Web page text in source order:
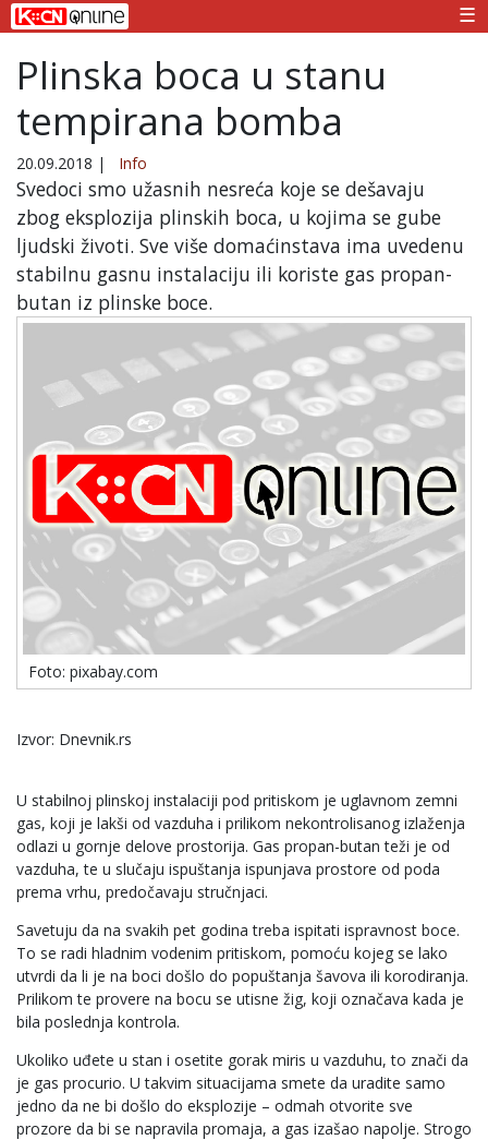
☰
Plinska boca u stanu
tempirana bomba
20.09.2018 | Info
Svedoci smo užasnih nesreća koje se dešavaju
zbog eksplozija plinskih boca, u kojima se gube
ljudski životi. Sve više domaćinstava ima uvedenu
stabilnu gasnu instalaciju ili koriste gas propan-
butan iz plinske boce.
Foto: pixabay.com
Izvor: Dnevnik.rs
U stabilnoj plinskoj instalaciji pod pritiskom je uglavnom zemni
gas, koji je lakši od vazduha i prilikom nekontrolisanog izlaženja
odlazi u gornje delove prostorija. Gas propan-butan teži je od
vazduha, te u slučaju ispuštanja ispunjava prostore od poda
prema vrhu, predočavaju stručnjaci.
Savetuju da na svakih pet godina treba ispitati ispravnost boce.
To se radi hladnim vodenim pritiskom, pomoću kojeg se lako
utvrdi da li je na boci došlo do popuštanja šavova ili korodiranja.
Prilikom te provere na bocu se utisne žig, koji označava kada je
bila poslednja kontrola.
Ukoliko uđete u stan i osetite gorak miris u vazduhu, to znači da
je gas procurio. U takvim situacijama smete da uradite samo
jedno da ne bi došlo do eksplozije – odmah otvorite sve
prozore da bi se napravila promaja, a gas izašao napolje. Strogo